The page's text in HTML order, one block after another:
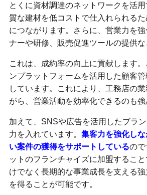
とくに資材調達のネットワークを活
質な建材を低コストで仕入れられる
につながります。さらに、営業力を強
ナーや研修、販売促進ツールの提供な
これは、成約率の向上に貢献します
ンプラットフォームを活用した顧客
しています。これにより、工務店の
がら、営業活動を効率化できるのも強
加えて、SNSや広告を活用したブラ
力を入れています。 集客力を強化し
い案件の獲得をサポートしているので
ットのフランチャイズに加盟するこ
けでなく長期的な事業成長を支える
を得ることが可能です。